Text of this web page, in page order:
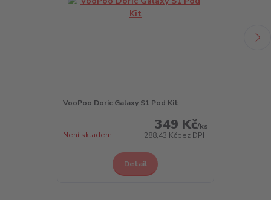
VooPoo Doric Galaxy S1 Pod Kit
349 Kč/ks
288,43 Kčbez DPH
Není skladem
Detail